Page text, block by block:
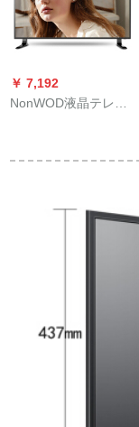
￥ 7,192
NonWOD液晶テレビ
液晶テレビ版